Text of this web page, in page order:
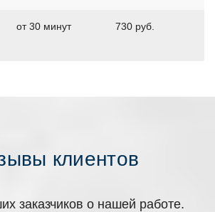
от 30 минут 730 руб.
клиентов
заказчиков о нашей работе.